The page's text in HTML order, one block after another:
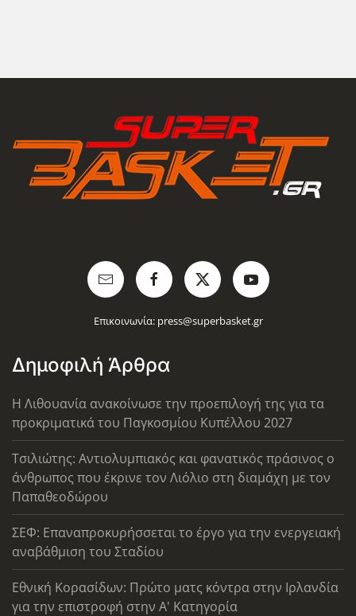
Επικοινωνία: press@superbasket.gr
Δημοφιλή Άρθρα
Η Λιθουανία ανακοίνωσε την προεπιλογή της για τα
προκριματικά του Παγκοσμίου Κυπέλλου 2027
Τσιλιώτης: Αντιολυμπιακός και φανατικός πράσινος ο
άνθρωπος που έκρινε τον Λιόλιο στη διαμάχη με τον
Παπαθεοδώρου
ΣΕΦ: Επαναπροκυρήσσεται το έργο για την ενεργειακή
αναβάθμιση του Σταδίου
Εθνική Κορασίδων: Πρώτο ματς κόντρα στην Ιρλανδία
για την επιστροφή στην Α' Κατηγορία